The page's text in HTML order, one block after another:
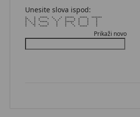
Unesite slova ispod:
* * ***** * * ****** ***** *******
** * * * * * * * * * *
* * * * * * * * * * *
* * * ***** * ****** * * *
* * * * * * * * * *
* ** * * * * * * * *
* * ***** * * * ***** *
Prikaži novo